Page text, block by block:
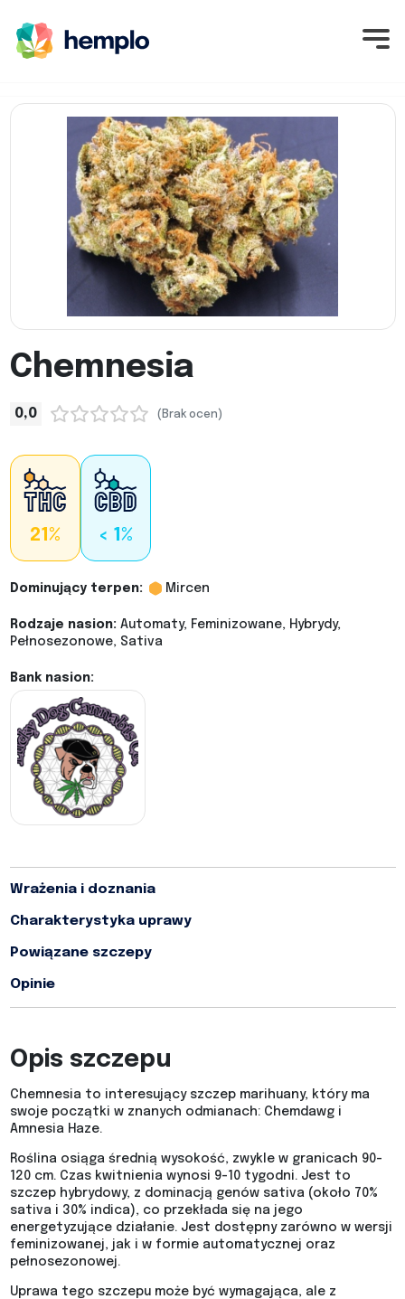
Chemnesia
0,0 (Brak ocen)
21% < 1%
Dominujący terpen: Mircen
Rodzaje nasion: Automaty, Feminizowane, Hybrydy,
Pełnosezonowe, Sativa
Bank nasion:
Wrażenia i doznania
Charakterystyka uprawy
Powiązane szczepy
Opinie
Opis szczepu
Chemnesia to interesujący szczep marihuany, który ma
swoje początki w znanych odmianach: Chemdawg i
Amnesia Haze.
Roślina osiąga średnią wysokość, zwykle w granicach 90-
120 cm. Czas kwitnienia wynosi 9-10 tygodni. Jest to
szczep hybrydowy, z dominacją genów sativa (około 70%
sativa i 30% indica), co przekłada się na jego
energetyzujące działanie. Jest dostępny zarówno w wersji
feminizowanej, jak i w formie automatycznej oraz
pełnosezonowej.
Uprawa tego szczepu może być wymagająca, ale z